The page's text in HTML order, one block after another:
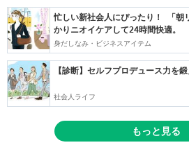
忙しい新社会人にぴったり！ 「朝
かりニオイケアして24時間快適。
身だしなみ・ビジネスアイテム
【診断】セルフプロデュース力を
社会人ライフ
もっと見る